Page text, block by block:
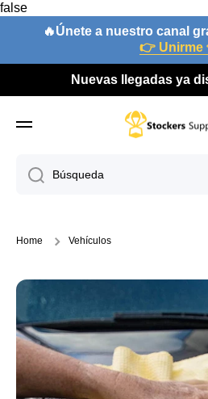
false
Ir directamente al contenido
🔥Únete a nuestro canal
👉 Unirme
Nuevas llegadas ya
Búsqueda
Home Vehículos